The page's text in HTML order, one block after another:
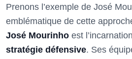
Prenons l’exemple de José
emblématique de cette
José Mourinho est
stratégie défensive. Ses